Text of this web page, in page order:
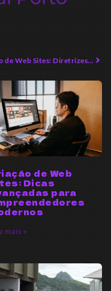
Criação de Web Sites: Diretrizes Avançadas para Emprendedores Digitais
de Web
Dicas
para
mais »